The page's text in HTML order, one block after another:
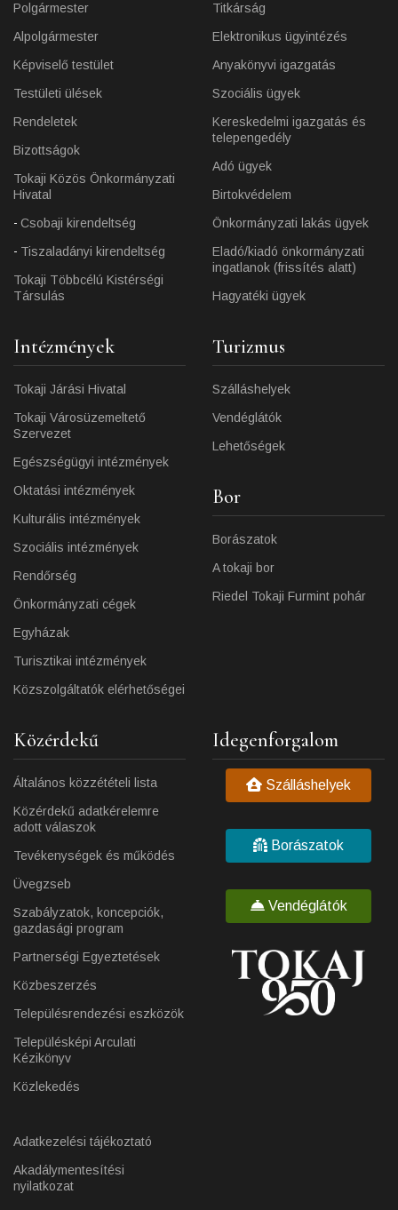
Polgármester
Alpolgármester
Képviselő testület
Testületi ülések
Rendeletek
Bizottságok
Tokaji Közös Önkormányzati
Hivatal
Csobaji kirendeltség
Tiszaladányi kirendeltség
Tokaji Többcélú Kistérségi
Társulás
Titkárság
Elektronikus ügyintézés
Anyakönyvi igazgatás
Szociális ügyek
Kereskedelmi igazgatás és
telepengedély
Adó ügyek
Birtokvédelem
Önkormányzati lakás ügyek
Eladó/kiadó önkormányzati
ingatlanok (frissítés alatt)
Hagyatéki ügyek
Intézmények
Tokaji Járási Hivatal
Tokaji Városüzemeltető
Szervezet
Egészségügyi intézmények
Oktatási intézmények
Kulturális intézmények
Szociális intézmények
Rendőrség
Önkormányzati cégek
Egyházak
Turisztikai intézmények
Közszolgáltatók elérhetőségei
Turizmus
Szálláshelyek
Vendéglátók
Lehetőségek
Bor
Borászatok
A tokaji bor
Riedel Tokaji Furmint pohár
Közérdekű
Általános közzétételi lista
Közérdekű adatkérelemre
adott válaszok
Tevékenységek és működés
Üvegzseb
Szabályzatok, koncepciók,
gazdasági program
Partnerségi Egyeztetések
Közbeszerzés
Településrendezési eszközök
Településképi Arculati
Kézikönyv
Közlekedés
Adatkezelési tájékoztató
Akadálymentesítési
nyilatkozat
Idegenforgalom
Szálláshelyek
Borászatok
Vendéglátók